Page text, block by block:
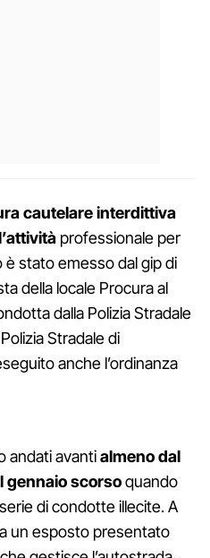
cautelare interdittiva
professionale per
stato emesso dal gip di
della locale Procura al
dalla Polizia Stradale
Stradale di
anche l’ordinanza
andati avantialmeno dal
gennaio scorsoquando
di condotte illecite. A
un esposto presentato